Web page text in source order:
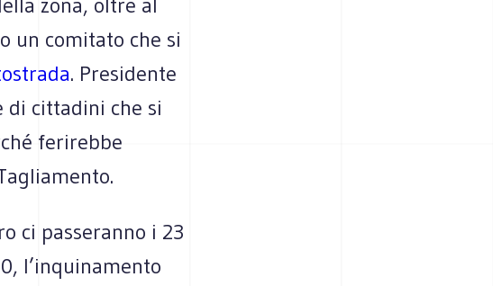
un comitato che si
. Presidente
di cittadini che si
ferirebbe
ci passeranno i 23
l’inquinamento